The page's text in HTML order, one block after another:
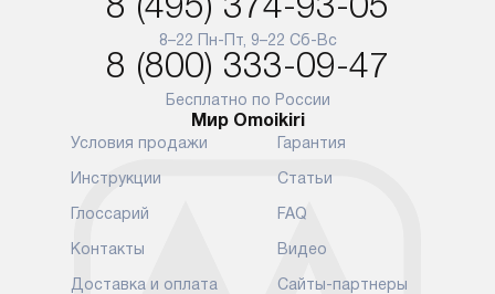
8–22 Пн-Пт, 9–22 Сб-Вс
8 (800) 333-09-47
Бесплатно по России
Мир Omoikiri
Условия продажи
Инструкции
Глоссарий
Контакты
Доставка и оплата
Гарантия
Статьи
FAQ
Видео
Сайты-партнеры